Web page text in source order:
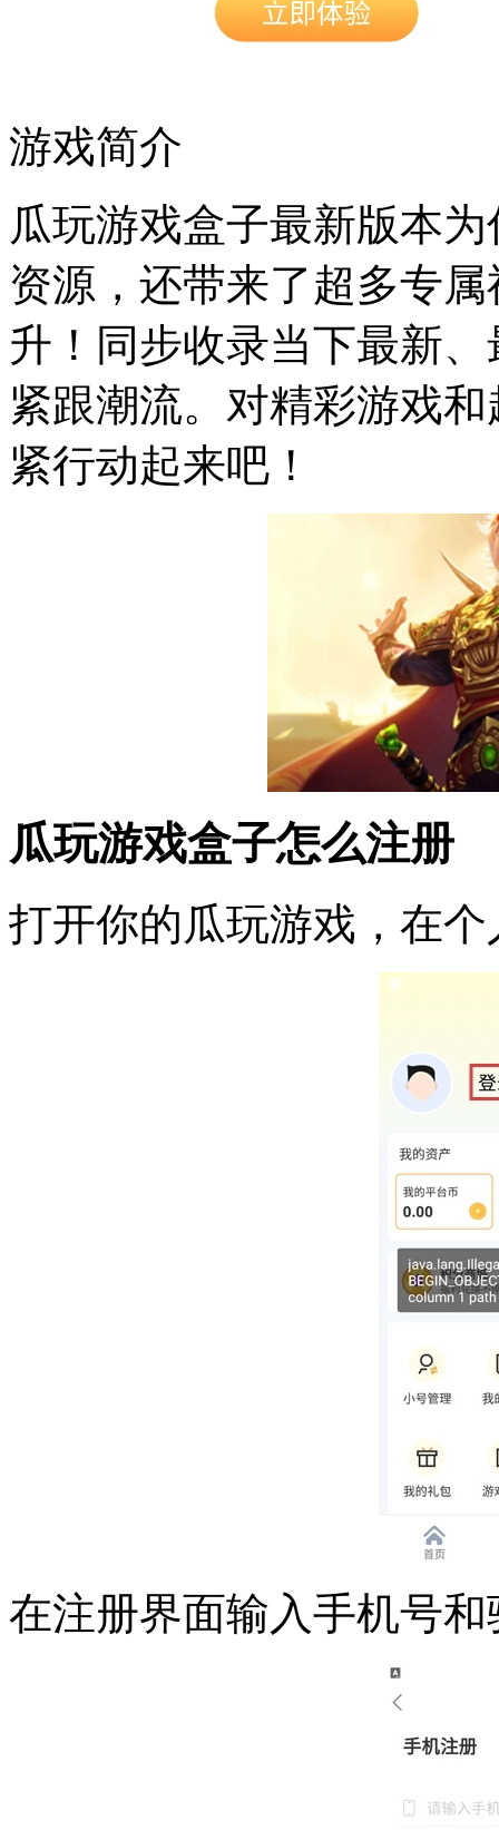
游戏简介
瓜玩游戏盒子最新版本
资源，还带来了超多专
升！同步收录当下最新
紧跟潮流。对精彩游戏
紧行动起来吧！
瓜玩游戏盒子怎么注册
打开你的瓜玩游戏，在
在注册界面输入手机号